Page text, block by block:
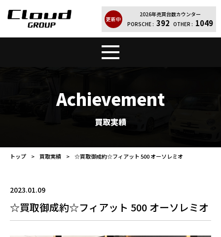
更新中
2026年売買台数カウンター
PORSCHE : 392 OTHER : 1049
お問い合わせ
Achievement
買取実績
トップ 買取実績 ☆買取御成約☆フィアット 500 オーソレミオ
2023.01.09
☆買取御成約☆フィアット 500 オーソレミオ